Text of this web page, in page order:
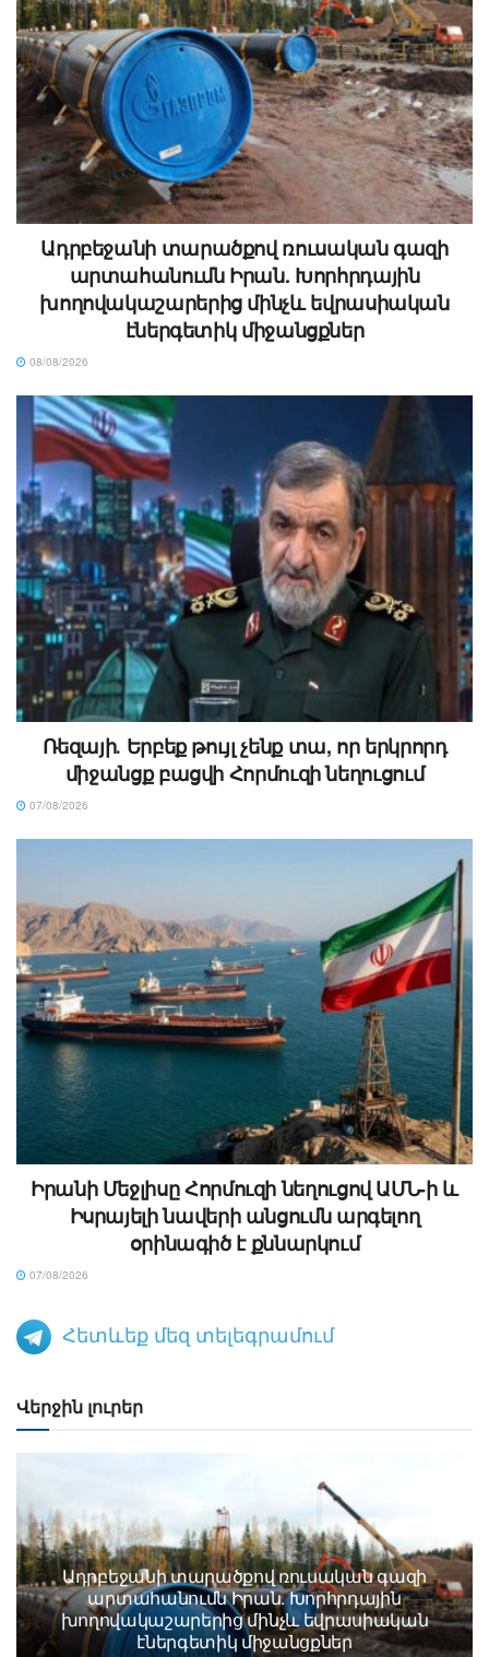
Ադրբեջանի տարածքով ռուսական գազի
արտահանումն Իրան. Խորհրդային
խողովակաշարերից մինչև եվրասիական
էներգետիկ միջանցքներ
08/08/2026
Ռեզայի․ Երբեք թույլ չենք տա, որ երկրորդ
միջանցք բացվի Հորմուզի նեղուցում
07/08/2026
Իրանի Մեջլիսը Հորմուզի նեղուցով ԱՄՆ-ի և
Իսրայելի նավերի անցումն արգելող
օրինագիծ է քննարկում
07/08/2026
Հետևեք մեզ տելեգրամում
Վերջին լուրեր
Ադրբեջանի տարածքով ռուսական գազի
արտահանումն Իրան. Խորհրդային
խողովակաշարերից մինչև եվրասիական
էներգետիկ միջանցքներ